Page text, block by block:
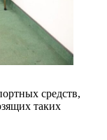
средств,
таких